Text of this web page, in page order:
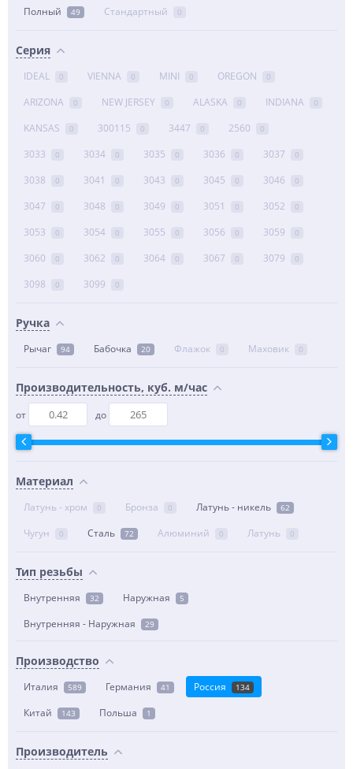
Полный 49 Стандартный 0
Серия
IDEAL 0 VIENNA 0 MINI 0 OREGON 0
ARIZONA 0 NEW JERSEY 0 ALASKA 0 INDIANA 0
KANSAS 0 300115 0 3447 0 2560 0
3033 0 3034 0 3035 0 3036 0 3037 0
3038 0 3041 0 3043 0 3045 0 3046 0
3047 0 3048 0 3049 0 3051 0 3052 0
3053 0 3054 0 3055 0 3056 0 3059 0
3060 0 3062 0 3064 0 3067 0 3079 0
3098 0 3099 0
Ручка
Рычаг 94 Бабочка 20 Флажок 0 Маховик 0
Производительность, куб. м/час
от до
Материал
Латунь - хром 0 Бронза 0 Латунь - никель 62
Чугун 0 Сталь 72 Алюминий 0 Латунь 0
Тип резьбы
Внутренняя 32 Наружная 5
Внутренняя - Наружная 29
Производство
Италия 589 Германия 41 Россия 134
Китай 143 Польша 1
Производитель